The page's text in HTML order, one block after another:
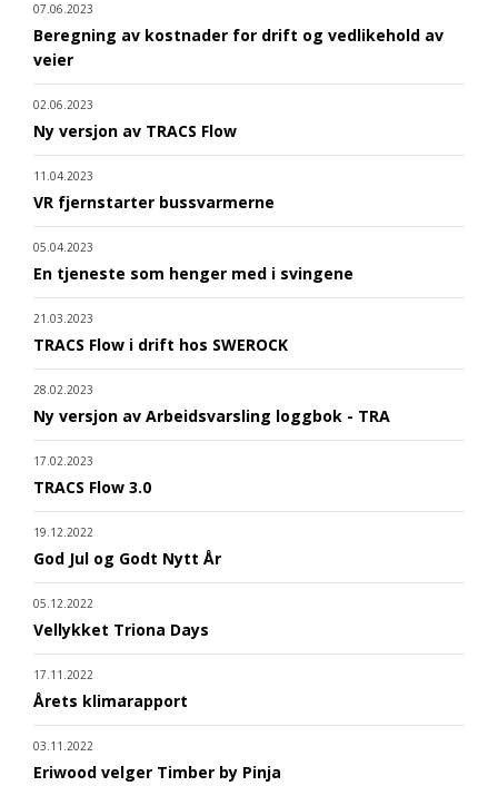
07.06.2023
Beregning av kostnader for drift og vedlikehold av
veier
02.06.2023
Ny versjon av TRACS Flow
11.04.2023
VR fjernstarter bussvarmerne
05.04.2023
En tjeneste som henger med i svingene
21.03.2023
TRACS Flow i drift hos SWEROCK
28.02.2023
Ny versjon av Arbeidsvarsling loggbok - TRA
17.02.2023
TRACS Flow 3.0
19.12.2022
God Jul og Godt Nytt År
05.12.2022
Vellykket Triona Days
17.11.2022
Årets klimarapport
03.11.2022
Eriwood velger Timber by Pinja